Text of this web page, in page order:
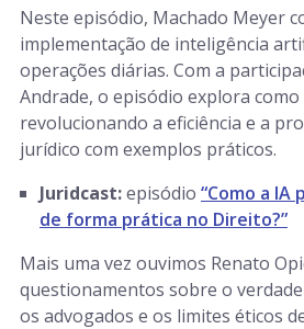
Neste episódio, Machado Meyer
implementação de inteligência
operações diárias. Com a
Andrade, o episódio explora como
revolucionando a eficiência e a
jurídico com exemplos práticos.
Juridcast:episódio “Como a IA
de forma prática no Direito?”
Mais uma vez ouvimos Renato
questionamentos sobre o
os advogados e os limites éticos